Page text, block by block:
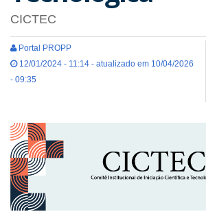
CICTEC
Portal PROPP
12/01/2024 - 11:14 - atualizado em 10/04/2026
- 09:35